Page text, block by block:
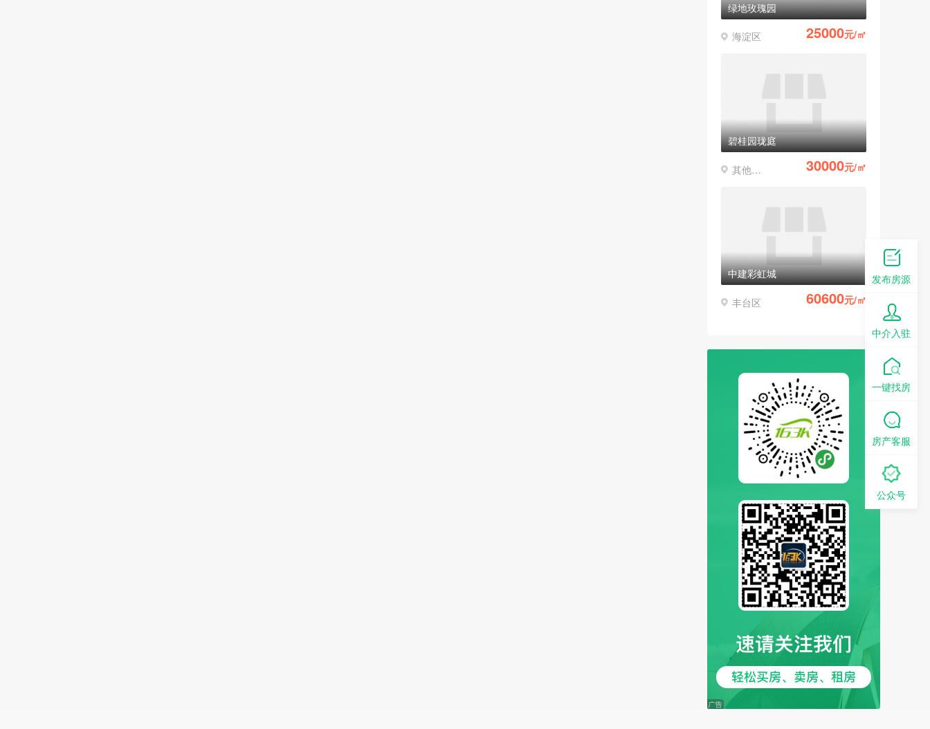
绿地玫瑰园
海淀区 25000元/㎡
碧桂园珑庭
其他区县 30000元/㎡
中建彩虹城
丰台区 60600元/㎡
发布房源
中介入驻
一键找房
房产客服
公众号